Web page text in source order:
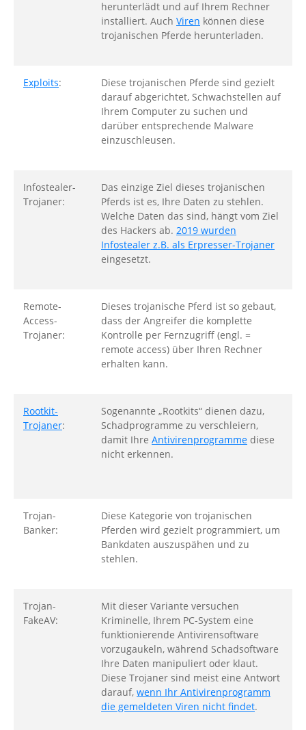
herunterlädt und auf Ihrem Rechner
installiert. Auch Viren können diese
trojanischen Pferde herunterladen.
Exploits:
Diese trojanischen Pferde sind gezielt
darauf abgerichtet, Schwachstellen auf
Ihrem Computer zu suchen und
darüber entsprechende Malware
einzuschleusen.
Infostealer-
Trojaner:
Das einzige Ziel dieses trojanischen
Pferds ist es, Ihre Daten zu stehlen.
Welche Daten das sind, hängt vom Ziel
des Hackers ab. 2019 wurden
Infostealer z.B. als Erpresser-Trojaner
eingesetzt.
Remote-
Access-
Trojaner:
Dieses trojanische Pferd ist so gebaut,
dass der Angreifer die komplette
Kontrolle per Fernzugriff (engl. =
remote access) über Ihren Rechner
erhalten kann.
Rootkit-
Trojaner:
Sogenannte „Rootkits“ dienen dazu,
Schadprogramme zu verschleiern,
damit Ihre Antivirenprogramme diese
nicht erkennen.
Trojan-
Banker:
Diese Kategorie von trojanischen
Pferden wird gezielt programmiert, um
Bankdaten auszuspähen und zu
stehlen.
Trojan-
FakeAV:
Mit dieser Variante versuchen
Kriminelle, Ihrem PC-System eine
funktionierende Antivirensoftware
vorzugaukeln, während Schadsoftware
Ihre Daten manipuliert oder klaut.
Diese Trojaner sind meist eine Antwort
darauf, wenn Ihr Antivirenprogramm
die gemeldeten Viren nicht findet.